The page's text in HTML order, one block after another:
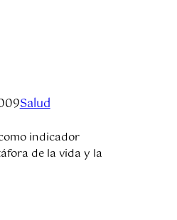
Salud
indicador
de la vida y la